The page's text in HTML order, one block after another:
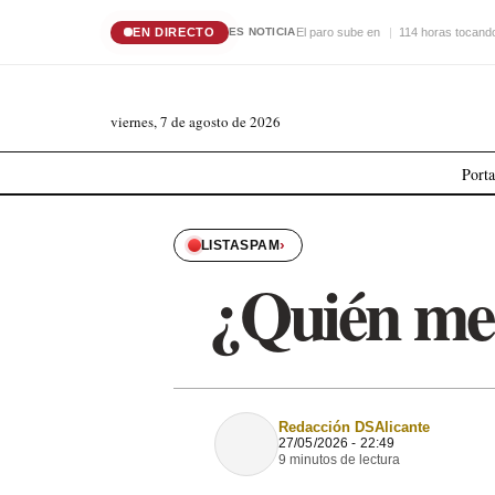
EN DIRECTO ES NOTICIAEl paro sube en 114 horas
viernes, 7 de agosto de 2026
LISTASPAM›
¿Quién
Redacción DSAlicante
27/05/2026 - 22:49
9 minutos de lectura